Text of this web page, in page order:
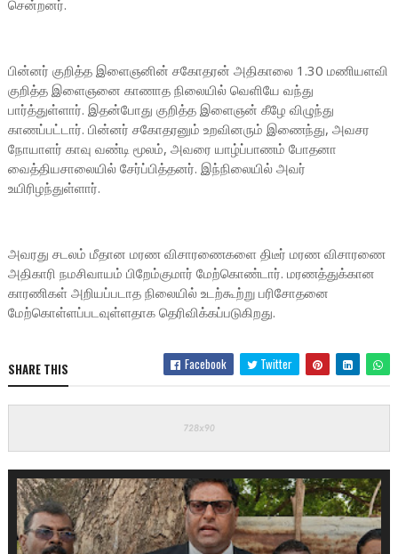
சென்றனர்.
பின்னர் குறித்த இளைஞனின் சகோதரன் அதிகாலை 1.30 மணியளவி
குறித்த இளைஞனை காணாத நிலையில் வெளியே வந்து
பார்த்துள்ளார். இதன்போது குறித்த இளைஞன் கீழே விழுந்து
காணப்பட்டார். பின்னர் சகோதரனும் உறவினரும் இணைந்து, அவசர
நோயாளர் காவு வண்டி மூலம், அவரை யாழ்ப்பாணம் போதனா
வைத்தியசாலையில் சேர்ப்பித்தனர். இந்நிலையில் அவர்
உயிரிழந்துள்ளார்.
அவரது சடலம் மீதான மரண விசாரணைகளை திடீர் மரண விசாரணை
அதிகாரி நமசிவாயம் பிறேம்குமார் மேற்கொண்டார். மரணத்துக்கான
காரணிகள் அறியப்படாத நிலையில் உடற்கூற்று பரிசோதனை
மேற்கொள்ளப்படவுள்ளதாக தெரிவிக்கப்படுகிறது.
SHARE THIS Facebook Twitter